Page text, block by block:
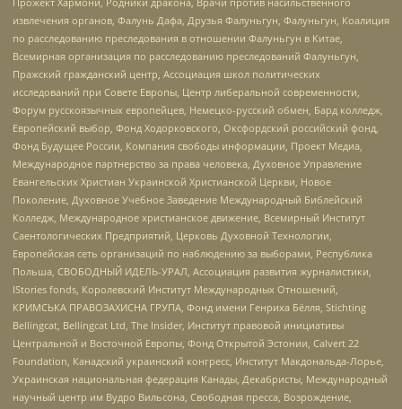
извлечения органов, Фалунь Дафа, Друзья Фалуньгун, Фалуньгун, Коалиция
по расследованию преследования в отношении Фалуньгун в Китае,
Всемирная организация по расследованию преследований Фалуньгун,
Пражский гражданский центр, Ассоциация школ политических
исследований при Совете Европы, Центр либеральной современности,
Форум русскоязычных европейцев, Немецко-русский обмен, Бард колледж,
Европейский выбор, Фонд Ходорковского, Оксфордский российский фонд,
Фонд Будущее России, Компания свободы информации, Проект Медиа,
Международное партнерство за права человека, Духовное Управление
Евангельских Христиан Украинской Христианской Церкви, Новое
Поколение, Духовное Учебное Заведение Международный Библейский
Колледж, Международное христианское движение, Всемирный Институт
Саентологических Предприятий, Церковь Духовной Технологии,
Европейская сеть организаций по наблюдению за выборами, Республика
Польша, СВОБОДНЫЙ ИДЕЛЬ-УРАЛ, Ассоциация развития журналистики,
IStories fonds, Королевский Институт Международных Отношений,
КРИМСЬКА ПРАВОЗАХИСНА ГРУПА, Фонд имени Генриха Бёлля, Stichting
Bellingcat, Bellingcat Ltd, The Insider, Институт правовой инициативы
Центральной и Восточной Европы, Фонд Открытой Эстонии, Calvert 22
Foundation, Канадский украинский конгресс, Институт Макдональда-Лорье,
Украинская национальная федерация Канады, Декабристы, Международный
научный центр им Вудро Вильсона, Свободная пресса, Возрождение,